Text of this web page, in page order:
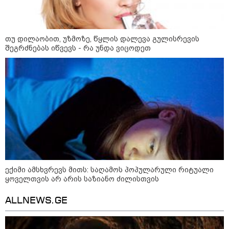
გიგა ავალიანის საქმეზე აკავებენ
Faceამბები
თუ დილაობით, უზმოზე, წყლის დალევა გულისრევის
შეგრძნებას იწვევს - რა უნდა ვიცოდეთ
ექიმი ამსხვრევს მითს: საღამოს პოპულარული რიტუალი
ყოველთვის არ არის საზიანო ძილისთვის
ALLNEWS.GE